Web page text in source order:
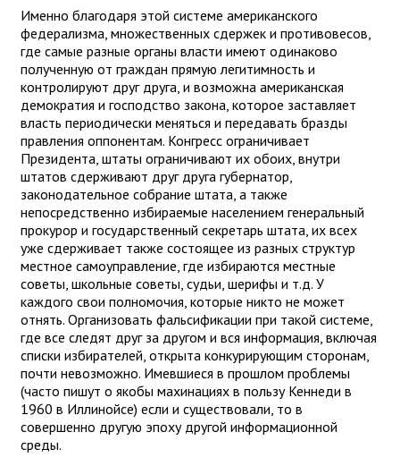
Именно благодаря этой системе американского
федерализма, множественных сдержек и противовесов,
где самые разные органы власти имеют одинаково
полученную от граждан прямую легитимность и
контролируют друг друга, и возможна американская
демократия и господство закона, которое заставляет
власть периодически меняться и передавать бразды
правления оппонентам. Конгресс ограничивает
Президента, штаты ограничивают их обоих, внутри
штатов сдерживают друг друга губернатор,
законодательное собрание штата, а также
непосредственно избираемые населением генеральный
прокурор и государственный секретарь штата, их всех
уже сдерживает также состоящее из разных структур
местное самоуправление, где избираются местные
советы, школьные советы, судьи, шерифы и т.д. У
каждого свои полномочия, которые никто не может
отнять. Организовать фальсификации при такой системе,
где все следят друг за другом и вся информация, включая
списки избирателей, открыта конкурирующим сторонам,
почти невозможно. Имевшиеся в прошлом проблемы
(часто пишут о якобы махинациях в пользу Кеннеди в
1960 в Иллинойсе) если и существовали, то в
совершенно другую эпоху другой информационной
среды.